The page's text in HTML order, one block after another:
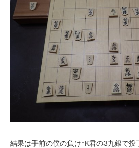
結果は手前の僕の負け↑K君の3九銀で投